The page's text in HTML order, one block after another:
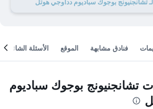
فنادق مشابهة الموقع الأسئلة الشائعة
بوجوك سباديوم